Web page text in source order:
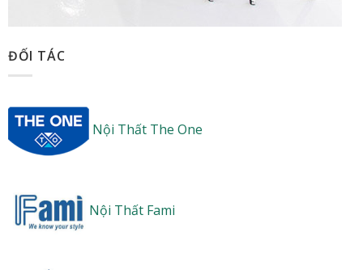
ĐỐI TÁC
Nội Thất The One
Nội Thất Fami